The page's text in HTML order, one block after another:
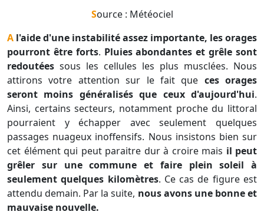
Source : Météociel
A l'aide d'une instabilité assez importante, les orages
pourront être forts. Pluies abondantes et grêle sont
redoutées sous les cellules les plus musclées. Nous
attirons votre attention sur le fait que ces orages
seront moins généralisés que ceux d'aujourd'hui.
Ainsi, certains secteurs, notamment proche du littoral
pourraient y échapper avec seulement quelques
passages nuageux inoffensifs. Nous insistons bien sur
cet élément qui peut paraitre dur à croire mais il peut
grêler sur une commune et faire plein soleil à
seulement quelques kilomètres. Ce cas de figure est
attendu demain. Par la suite, nous avons une bonne et
mauvaise nouvelle.